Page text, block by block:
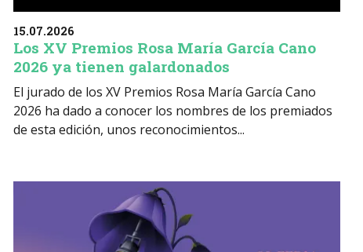
15.07.2026
Los XV Premios Rosa María García Cano
2026 ya tienen galardonados
El jurado de los XV Premios Rosa María García Cano
2026 ha dado a conocer los nombres de los premiados
de esta edición, unos reconocimientos...